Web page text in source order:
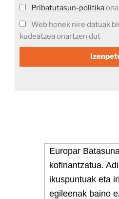
Pribatutasun-politika
Web honek nire datuak
kudeatzea onartzen dut
Europar
kofinantzatua.
ikuspuntuak eta
egileenak baino